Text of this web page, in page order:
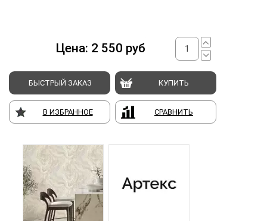
Цена: 2 550 руб
БЫСТРЫЙ ЗАКАЗ КУПИТЬ
В ИЗБРАННОЕ СРАВНИТЬ